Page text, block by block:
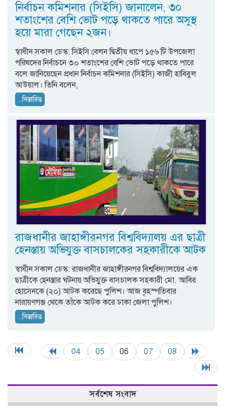
নির্বাচন কমিশনার (সিইসি) জানালেন, ৩০
শতাংশের বেশি ভোট পড়ে থাকতে পারে অসুস্থ
হয়ে মারা গেছেন ২জন।
স্বাধীন সকাল ডেস্ক: সিইসি বেলন দ্বিতীয় ধাপে ১৫৬ টি উপজেলা
পরিষদের নির্বাচনে ৩০ শতাংশের বেশি ভোট পড়ে থাকতে পারে
বলে জানিয়েছেন প্রধান নির্বাচন কমিশনার (সিইসি) কাজী হাবিবুল
আউয়াল। তিনি বলেন,
...বিস্তারিত
রাজধানীর জাহাঙ্গীরনগর বিশ্ববিদ্যালয় এর ছাত্রী
হেনস্তায় অভিযুক্ত বাসচালকের সহকারীকে আটক
স্বাধীন সকাল ডেস্ক: রাজধানীর জাহাঙ্গীরনগর বিশ্ববিদ্যালয়ের এক
ছাত্রীকে হেনস্তার ঘটনায় অভিযুক্ত বাসচালক সহকারী মো. আবির
হোসেনকে (২০) আটক করেছে পুলিশ। আজ বৃহস্পতিবার
নারায়ণগঞ্জ থেকে তাঁকে আটক করে ঢাকা জেলা পুলিশ।
...বিস্তারিত
04 05 06 07 08
সর্বশেষ সংবাদ